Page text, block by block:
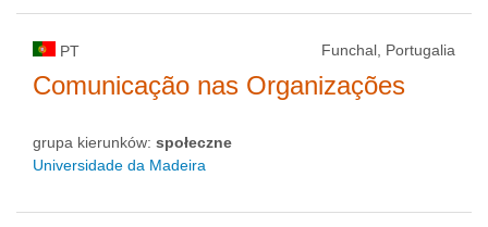
PT Funchal, Portugalia
Comunicação nas Organizações
grupa kierunków: społeczne
Universidade da Madeira